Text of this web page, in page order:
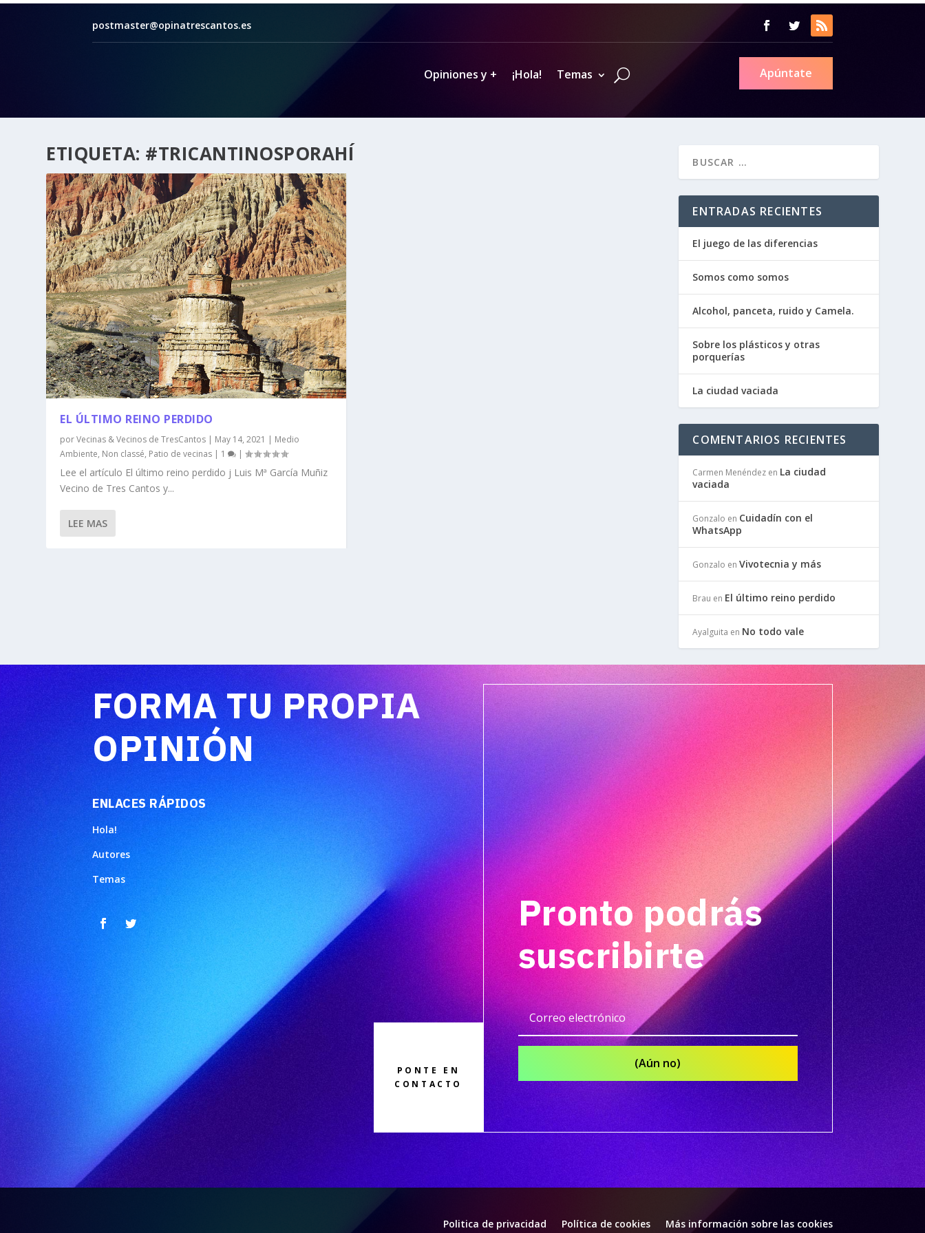
postmaster@opinatrescantos.es
Opiniones y + ¡Hola! Temas Apúntate
ETIQUETA: #TRICANTINOSPORAHÍ
EL ÚLTIMO REINO PERDIDO
porVecinas & Vecinos de TresCantos | May 14, 2021 | Medio
Ambiente, Non classé, Patio de vecinas | 1 |
Lee el artículo El último reino perdido j Luis Mª García Muñiz
Vecino de Tres Cantos y...
LEE MAS
ENTRADAS RECIENTES
El juego de las diferencias
Somos como somos
Alcohol, panceta, ruido y Camela.
Sobre los plásticos y otras
porquerías
La ciudad vaciada
COMENTARIOS RECIENTES
Carmen Menéndez en La ciudad
vaciada
Gonzalo en Cuidadín con el
WhatsApp
Gonzalo enVivotecnia y más
Brau en El último reino perdido
Ayalguita en No todo vale
FORMA TU PROPIA
OPINIÓN
ENLACES RÁPIDOS
Hola!
Autores
Temas
Pronto podrás
suscribirte
(Aún no)
PONTE EN
CONTACTO
Politica de privacidad Política de cookies Más información sobre las cookies